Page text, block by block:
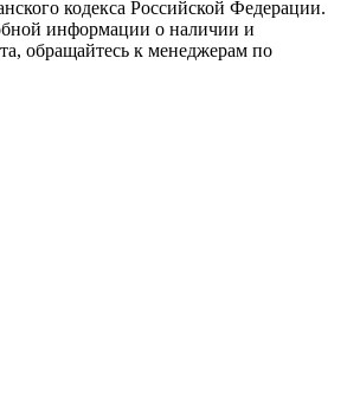
кодекса Российской Федерации.
информации о наличии и
обращайтесь к менеджерам по